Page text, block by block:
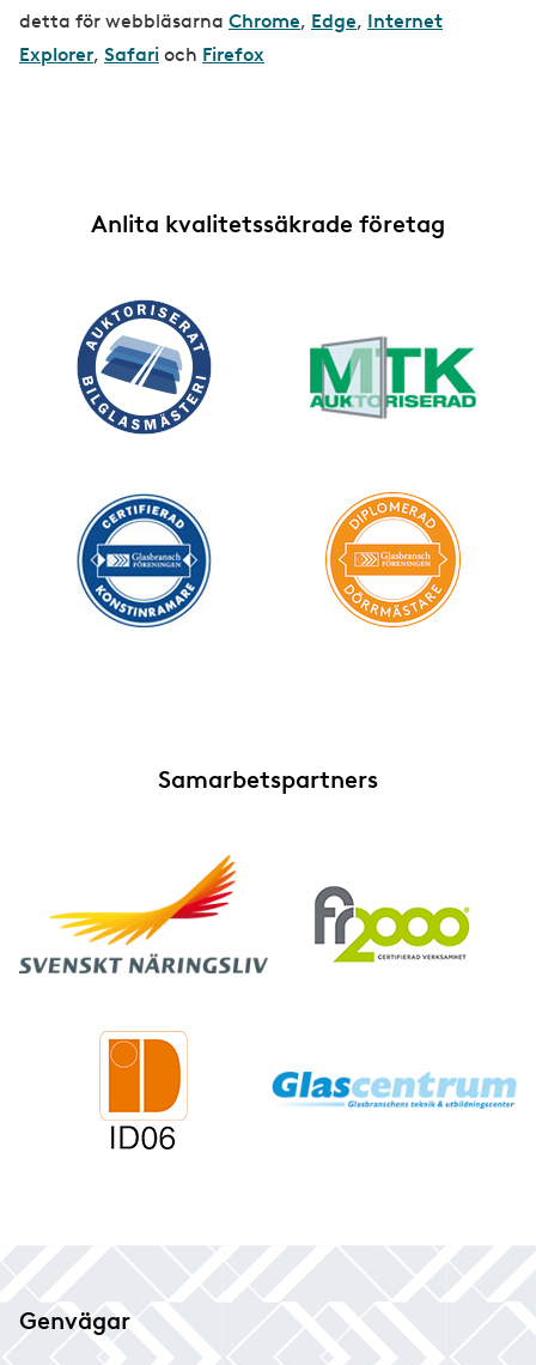
detta för webbläsarna Chrome, Edge, Internet
Explorer, Safari och Firefox
Anlita kvalitetssäkrade företag
Samarbetspartners
Genvägar